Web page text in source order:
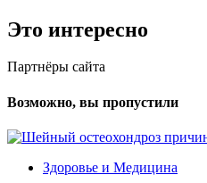
Это интересно
Партнёры сайта
Возможно, вы пропустили
Здоровье и Медицина